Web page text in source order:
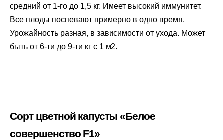
средний от 1-го до 1,5 кг. Имеет высокий иммунитет.
Все плоды поспевают примерно в одно время.
Урожайность разная, в зависимости от ухода. Может
быть от 6-ти до 9-ти кг с 1 м2.
Сорт цветной капусты «Белое
совершенство F1»